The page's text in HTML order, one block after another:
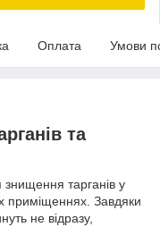
Оплата Умови
та
знищення тарганів у
приміщеннях. Завдяки
не відразу,